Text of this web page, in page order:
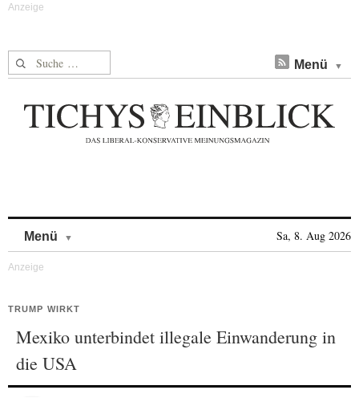
Suche nach: Menü
Menü Sa, 8. Aug 2026
TRUMP WIRKT
Mexiko unterbindet illegale Einwanderung in
die USA